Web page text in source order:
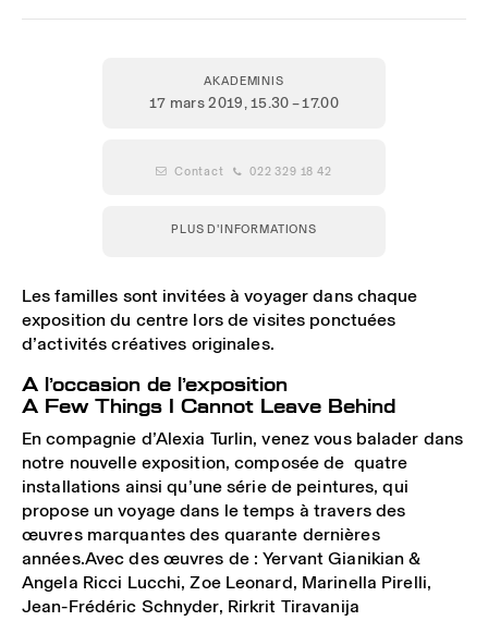
AKADEMINIS
17 mars 2019, 15.30 – 17.00
 Contact  022 329 18 42
PLUS D'INFORMATIONS
Les familles sont invitées à voyager dans chaque
exposition du centre lors de visites ponctuées
d’activités créatives originales.
A l’occasion de l’exposition
A Few Things I Cannot Leave Behind
En compagnie d’Alexia Turlin, venez vous balader dans
notre nouvelle exposition, composée de quatre
installations ainsi qu’une série de peintures, qui
propose un voyage dans le temps à travers des
œuvres marquantes des quarante dernières
années.Avec des œuvres de : Yervant Gianikian &
Angela Ricci Lucchi, Zoe Leonard, Marinella Pirelli,
Jean-Frédéric Schnyder, Rirkrit Tiravanija